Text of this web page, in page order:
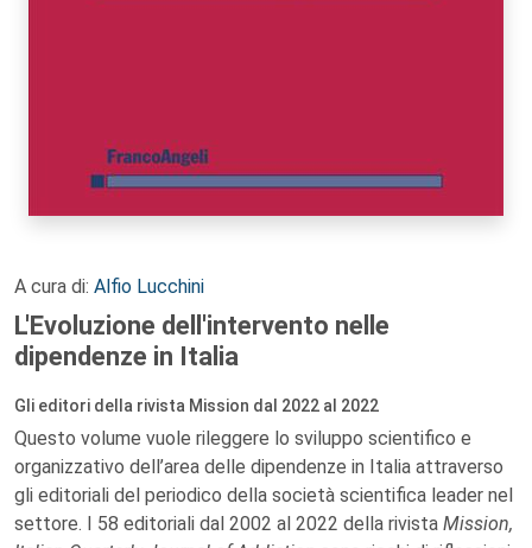
A cura di: Alfio Lucchini
L'Evoluzione dell'intervento nelle
dipendenze in Italia
Gli editori della rivista Mission dal 2022 al 2022
Questo volume vuole rileggere lo sviluppo scientifico e
organizzativo dell’area delle dipendenze in Italia attraverso
gli editoriali del periodico della società scientifica leader nel
settore. I 58 editoriali dal 2002 al 2022 della rivista Mission,